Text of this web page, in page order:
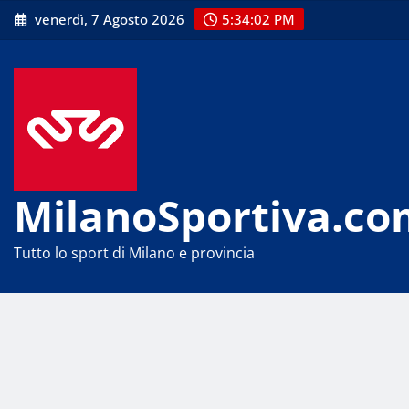
Skip
to
venerdì, 7 Agosto 2026 5:34:03 PM
Tutto lo sport di Milano e provincia